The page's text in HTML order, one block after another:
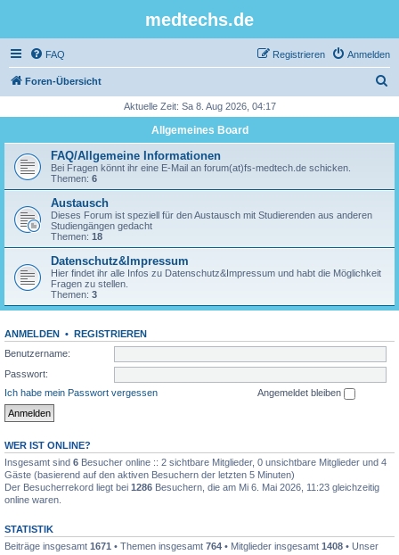
medtechs.de
FAQ Anmelden
Registrieren
Foren-Übersicht
h
Aktuelle Zeit: Sa 8. Aug 2026, 04:17
Allgemeines Board
FAQ/Allgemeine Informationen
Bei Fragen könnt ihr eine E-Mail an forum(at)fs-medtech.de schicken.
Themen: 6
Austausch
Dieses Forum ist speziell für den Austausch mit Studierenden aus anderen
Studiengängen gedacht
Themen: 18
Datenschutz&Impressum
Hier findet ihr alle Infos zu Datenschutz&Impressum und habt die Möglichkeit
Fragen zu stellen.
Themen: 3
ANMELDEN • REGISTRIEREN
Benutzername:
Passwort:
Ich habe mein Passwort vergessen
Angemeldet bleiben
WER IST ONLINE?
Insgesamt sind 6 Besucher online :: 2 sichtbare Mitglieder, 0 unsichtbare Mitglieder und 4
Gäste (basierend auf den aktiven Besuchern der letzten 5 Minuten)
Der Besucherrekord liegt bei 1286 Besuchern, die am Mi 6. Mai 2026, 11:23 gleichzeitig
online waren.
STATISTIK
Beiträge insgesamt 1671 • Themen insgesamt 764 • Mitglieder insgesamt 1408 • Unser